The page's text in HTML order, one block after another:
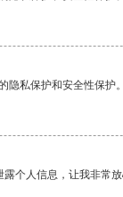
隐私保护和安全性保护。
个人信息，让我非常放